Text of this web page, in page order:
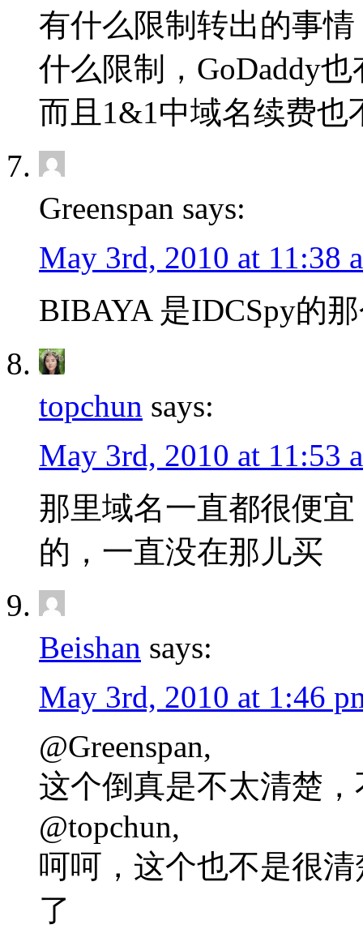
有什么限制转出的事
什么限制，GoDaddy
而且1&1中域名续费也
Greenspan says:
May 3rd, 2010 at 11:38
BIBAYA 是IDCSpy的
topchun says:
May 3rd, 2010 at 11:53
那里域名一直都很便
的，一直没在那儿买
Beishan says:
May 3rd, 2010 at 1:46
@Greenspan,
这个倒真是不太清楚
@topchun,
呵呵，这个也不是很
了